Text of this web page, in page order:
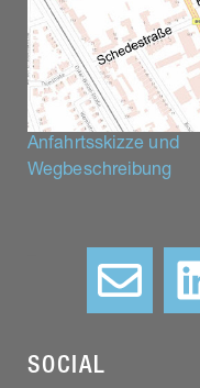
Anfahrtsskizze und
Wegbeschreibung
SOCIAL